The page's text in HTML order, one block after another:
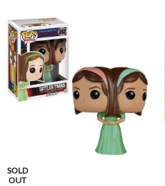
SOLD
OUT